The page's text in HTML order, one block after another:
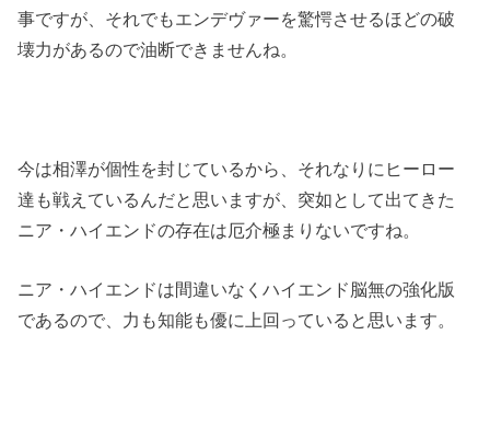
事ですが、それでもエンデヴァーを驚愕させるほどの破
壊力があるので油断できませんね。
今は相澤が個性を封じているから、それなりにヒーロー
達も戦えているんだと思いますが、突如として出てきた
ニア・ハイエンドの存在は厄介極まりないですね。
ニア・ハイエンドは間違いなくハイエンド脳無の強化版
であるので、力も知能も優に上回っていると思います。